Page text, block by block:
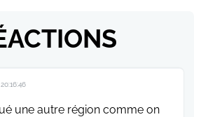
une autre région comme on